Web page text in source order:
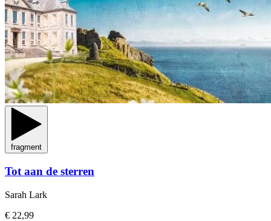
fragment
Tot aan de sterren
Sarah Lark
€ 22,99